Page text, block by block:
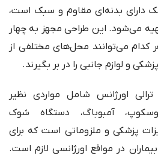
4 کشو کوچک دارای بدنه‌ای مقاوم و سبک است،
می‌شود. این طراحی مجهز به چهار
می‌توانند محل‌های مختلفی از
و لوازم جانبی را در بر بگیرند.
ترالی اورژانس شامل مواردی نظیر
آمبوباگ، دستگاه شوک
پزشکی و ملزوماتی است که برای
در مواقع اورژانسی لازم است.